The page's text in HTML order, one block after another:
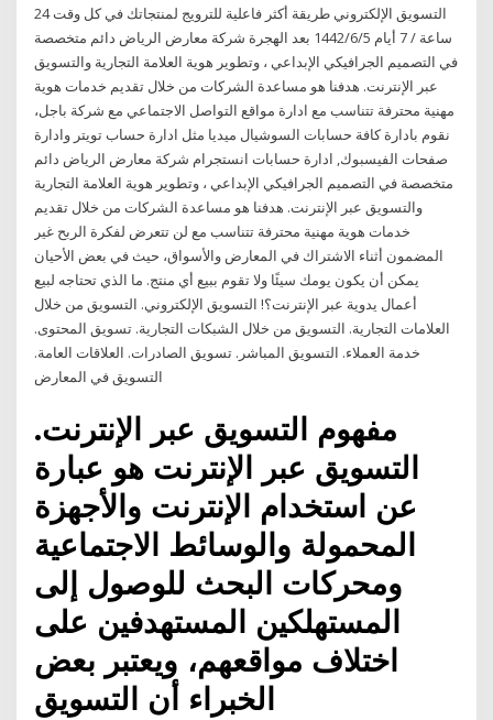
التسويق الإلكتروني طريقة أكثر فاعلية للترويج لمنتجاتك في كل وقت 24
ساعة / 7 أيام 5‏‏/6‏‏/1442 بعد الهجرة شركة معارض الرياض دائم متخصصة
في التصميم الجرافيكي الإبداعي ، وتطوير هوية العلامة التجارية والتسويق
عبر الإنترنت. هدفنا هو مساعدة الشركات من خلال تقديم خدمات هوية
مهنية محترفة تتناسب مع ادارة مواقع التواصل الاجتماعي مع شركة باجل،
نقوم بادارة كافة حسابات السوشيال ميديا مثل ادارة حساب تويتر وادارة
صفحات الفيسبوك, ادارة حسابات انستجرام شركة معارض الرياض دائم
متخصصة في التصميم الجرافيكي الإبداعي ، وتطوير هوية العلامة التجارية
والتسويق عبر الإنترنت. هدفنا هو مساعدة الشركات من خلال تقديم
خدمات هوية مهنية محترفة تتناسب مع لن تتعرض لفكرة الربح غير
المضمون أثناء الاشتراك في المعارض والأسواق، حيث في بعض الأحيان
يمكن أن يكون يومك سيئًا ولا تقوم ببيع أي منتج. ما الذي تحتاجه لبيع
أعمال يدوية عبر الإنترنت؟! التسويق الإلكتروني. التسويق من خلال
العلامات التجارية. التسويق من خلال الشبكات التجارية. تسويق المحتوى.
خدمة العملاء. التسويق المباشر. تسويق الصادرات. العلاقات العامة.
التسويق في المعارض
مفهوم التسويق عبر الإنترنت.
التسويق عبر الإنترنت هو عبارة
عن استخدام الإنترنت والأجهزة
المحمولة والوسائط الاجتماعية
ومحركات البحث للوصول إلى
المستهلكين المستهدفين على
اختلاف مواقعهم، ويعتبر بعض
الخبراء أن التسويق